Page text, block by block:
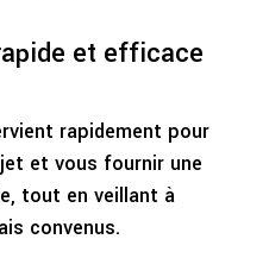
et efficace
rapidement pour
et vous fournir une
tout en veillant à
convenus.